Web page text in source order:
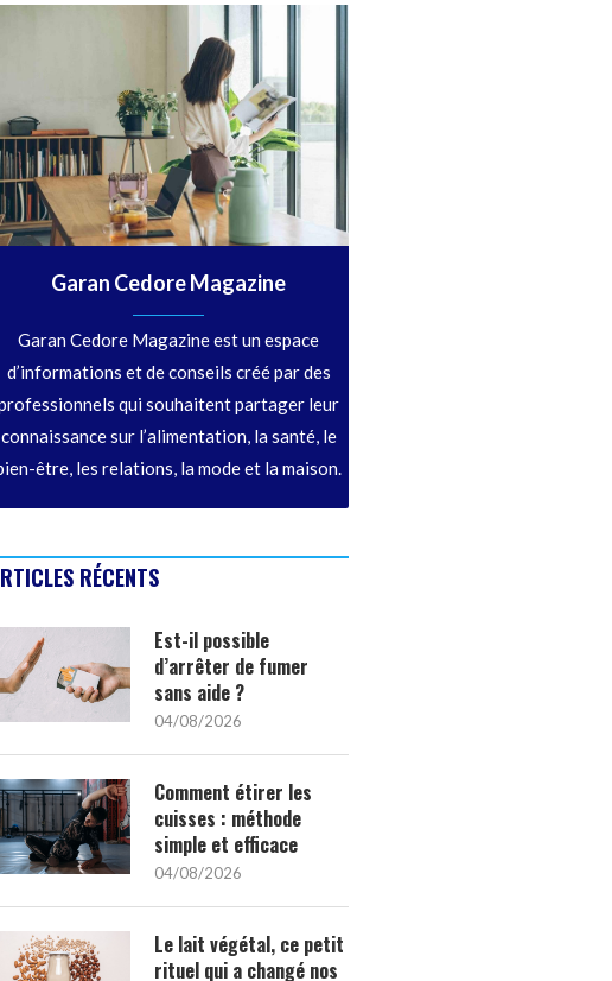
Garan Cedore Magazine
Garan Cedore Magazine est un espace
d’informations et de conseils créé par des
qui souhaitent partager leur
connaissance sur l’alimentation, la santé, le
être, les relations, la mode et la maison.
RÉCENTS
Est-il possible
d’arrêter de fumer
sans aide ?
04/08/2026
Comment étirer les
cuisses : méthode
simple et efficace
04/08/2026
Le lait végétal, ce petit
rituel qui a changé nos